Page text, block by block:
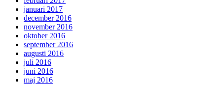
januari 2017
december 2016
november 2016
oktober 2016
september 2016
augusti 2016
juli 2016
juni 2016
maj 2016